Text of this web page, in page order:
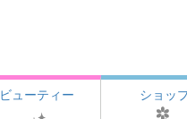
ビューティー ショッ